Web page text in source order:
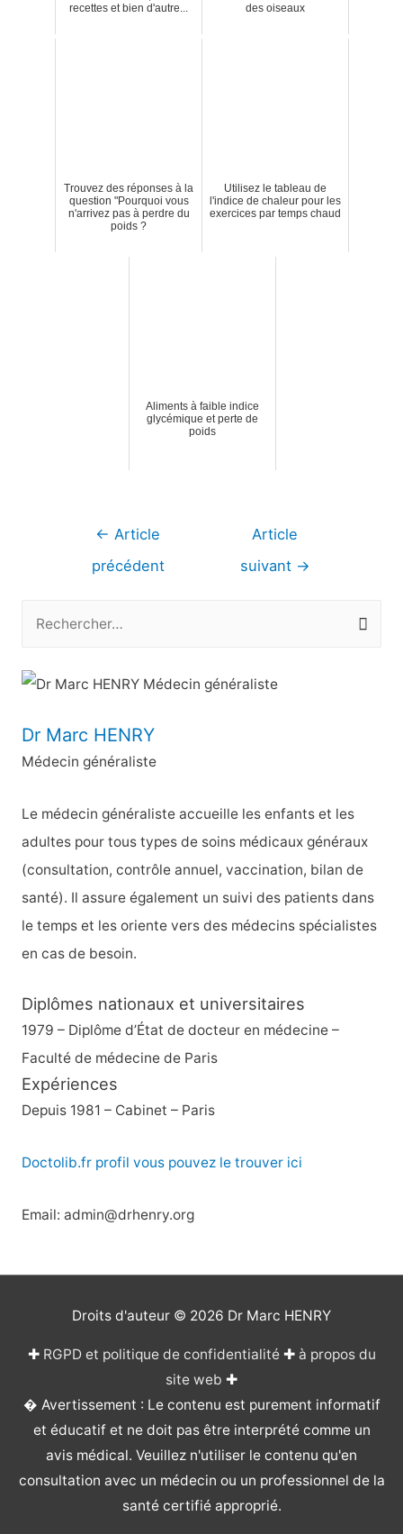
recettes et bien d'autre...
des oiseaux
Trouvez des réponses à la
question "Pourquoi vous
n'arrivez pas à perdre du
poids ?
Utilisez le tableau de
l'indice de chaleur pour les
exercices par temps chaud
Aliments à faible indice
glycémique et perte de
poids
Navigation
← Article
précédent
Article
suivant →
c
e
r
h
e
r
:
Dr Marc HENRY
Médecin généraliste
Le médecin généraliste accueille les enfants et les
adultes pour tous types de soins médicaux généraux
(consultation, contrôle annuel, vaccination, bilan de
santé). Il assure également un suivi des patients dans
le temps et les oriente vers des médecins spécialistes
en cas de besoin.
Diplômes nationaux et universitaires
1979 – Diplôme d’État de docteur en médecine –
Faculté de médecine de Paris
Expériences
Depuis 1981 – Cabinet – Paris
Doctolib.fr profil vous pouvez le trouver ici
Email: admin@drhenry.org
Droits d'auteur © 2026 Dr Marc HENRY
✚ RGPD et politique de confidentialité✚ à propos du
site web ✚
� Avertissement : Le contenu est purement informatif
et éducatif et ne doit pas être interprété comme un
avis médical. Veuillez n'utiliser le contenu qu'en
consultation avec un médecin ou un professionnel de la
santé certifié approprié.